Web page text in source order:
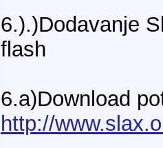
6.).)Dodavanje
flash
6.a)Download
http://